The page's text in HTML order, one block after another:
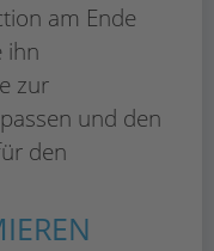
am Ende
ihn
zur
und den
den